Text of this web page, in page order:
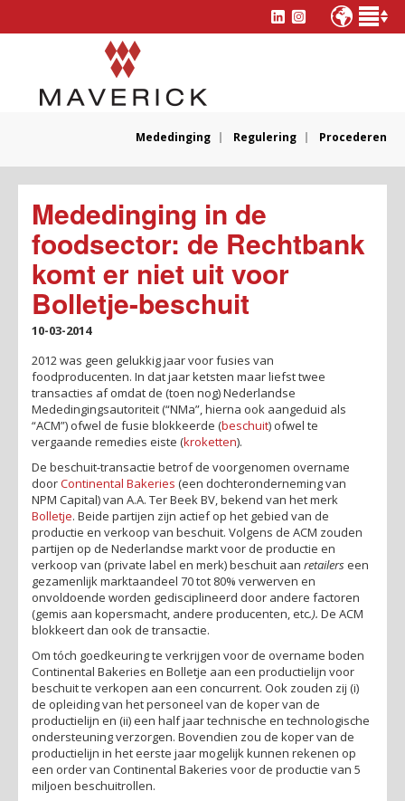
Mededinging Regulering Procederen
Mededinging in de
foodsector: de Rechtbank
komt er niet uit voor
Bolletje-beschuit
10-03-2014
2012 was geen gelukkig jaar voor fusies van
foodproducenten. In dat jaar ketsten maar liefst twee
transacties af omdat de (toen nog) Nederlandse
Mededingingsautoriteit (“NMa”, hierna ook aangeduid als
“ACM”) ofwel de fusie blokkeerde (beschuit) ofwel te
vergaande remedies eiste (kroketten).
De beschuit-transactie betrof de voorgenomen overname
doorContinental Bakeries (een dochteronderneming van
NPM Capital) van A.A. Ter Beek BV, bekend van het merk
Bolletje. Beide partijen zijn actief op het gebied van de
productie en verkoop van beschuit. Volgens de ACM zouden
partijen op de Nederlandse markt voor de productie en
verkoop van (private label en merk)beschuit aan retailerseen
gezamenlijk marktaandeel 70 tot 80% verwerven en
onvoldoende worden gedisciplineerd door andere factoren
(gemis aan kopersmacht, andere producenten, etc.). De ACM
blokkeert dan ook de transactie.
Om tóch goedkeuring te verkrijgen voor de overname boden
Continental Bakeries en Bolletje aan een productielijn voor
beschuit te verkopen aan een concurrent. Ook zouden zij (i)
de opleiding van het personeel van de koper van de
productielijn en (ii) een half jaar technische en technologische
ondersteuning verzorgen. Bovendien zou de koper van de
productielijn in het eerste jaar mogelijk kunnen rekenen op
een order van Continental Bakeries voor de productie van 5
miljoen beschuitrollen.